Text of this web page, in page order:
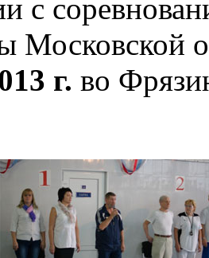
с
Московской
г. во